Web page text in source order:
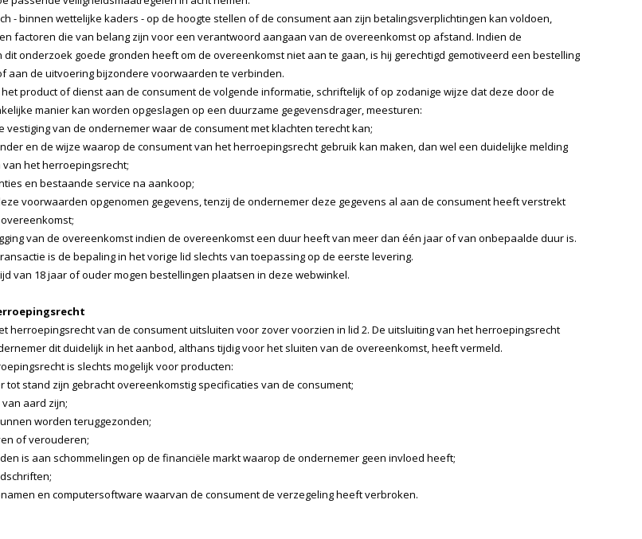
- binnen wettelijke kaders - op de hoogte stellen of de consument aan zijn betalingsverplichtingen kan voldoen,
factoren die van belang zijn voor een verantwoord aangaan van de overeenkomst op afstand. Indien de
onderzoek goede gronden heeft om de overeenkomst niet aan te gaan, is hij gerechtigd gemotiveerd een bestelling
aan de uitvoering bijzondere voorwaarden te verbinden.
product of dienst aan de consument de volgende informatie, schriftelijk of op zodanige wijze dat deze door de
manier kan worden opgeslagen op een duurzame gegevensdrager, meesturen:
vestiging van de ondernemer waar de consument met klachten terecht kan;
en de wijze waarop de consument van het herroepingsrecht gebruik kan maken, dan wel een duidelijke melding
het herroepingsrecht;
en bestaande service na aankoop;
voorwaarden opgenomen gegevens, tenzij de ondernemer deze gegevens al aan de consument heeft verstrekt
van de overeenkomst indien de overeenkomst een duur heeft van meer dan één jaar of van onbepaalde duur is.
is de bepaling in het vorige lid slechts van toepassing op de eerste levering.
van 18 jaar of ouder mogen bestellingen plaatsen in deze webwinkel.
herroepingsrecht van de consument uitsluiten voor zover voorzien in lid 2. De uitsluiting van het herroepingsrecht
dit duidelijk in het aanbod, althans tijdig voor het sluiten van de overeenkomst, heeft vermeld.
is slechts mogelijk voor producten:
tot stand zijn gebracht overeenkomstig specificaties van de consument;
aard zijn;
worden teruggezonden;
of verouderen;
is aan schommelingen op de financiële markt waarop de ondernemer geen invloed heeft;
en computersoftware waarvan de consument de verzegeling heeft verbroken.